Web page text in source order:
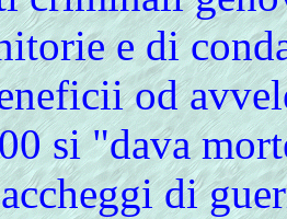
e di
od
si "dava
di